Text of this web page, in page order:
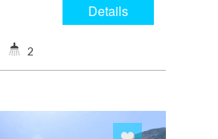
Details
2